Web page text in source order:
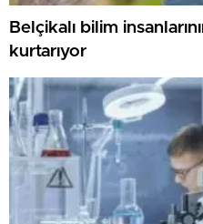
Belçikalı bilim
kurtarıyor